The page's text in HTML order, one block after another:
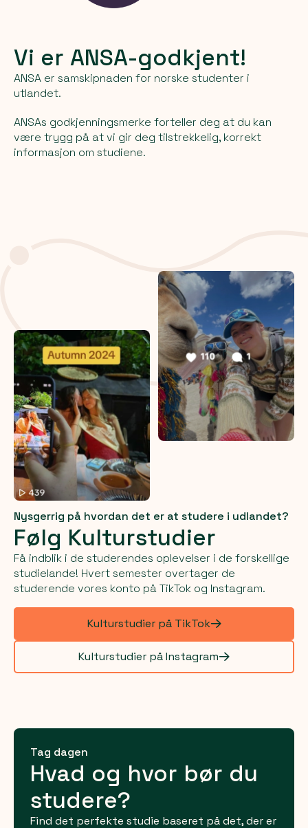
Vi er ANSA-godkjent!
ANSA er samskipnaden for norske studenter i
utlandet.
ANSAs godkjenningsmerke forteller deg at du kan
være trygg på at vi gir deg tilstrekkelig, korrekt
informasjon om studiene.
Nysgerrig på hvordan det er at studere i udlandet?
Følg Kulturstudier
Få indblik i de studerendes oplevelser i de forskellige
studielande! Hvert semester overtager de
studerende vores konto på TikTok og Instagram.
Kulturstudier på TikTok
Kulturstudier på Instagram
Tag dagen
Hvad og hvor bør du
studere?
Find det perfekte studie baseret på det, der er